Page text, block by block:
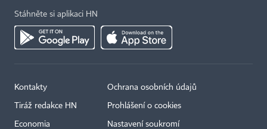
Stáhněte si aplikaci HN
Kontakty
Tiráž redakce HN
Economia
Ochrana osobních údajů
Prohlášení o cookies
Nastavení soukromí